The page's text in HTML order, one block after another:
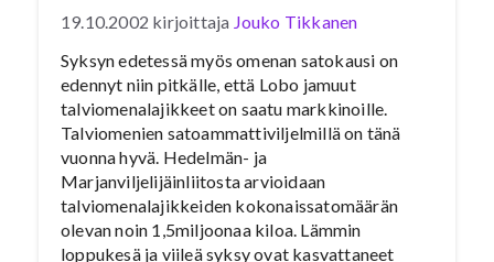
19.10.2002 kirjoittaja Jouko Tikkanen
Syksyn edetessä myös omenan satokausi on
edennyt niin pitkälle, että Lobo jamuut
talviomenalajikkeet on saatu markkinoille.
Talviomenien satoammattiviljelmillä on tänä
vuonna hyvä. Hedelmän- ja
Marjanviljelijäinliitosta arvioidaan
talviomenalajikkeiden kokonaissatomäärän
olevan noin 1,5miljoonaa kiloa. Lämmin
loppukesä ja viileä syksy ovat kasvattaneet